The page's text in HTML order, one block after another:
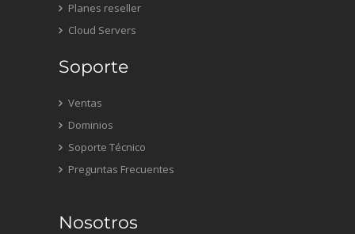
Planes reseller
Cloud Servers
Soporte
Ventas
Dominios
Soporte Técnico
Preguntas Frecuentes
Nosotros